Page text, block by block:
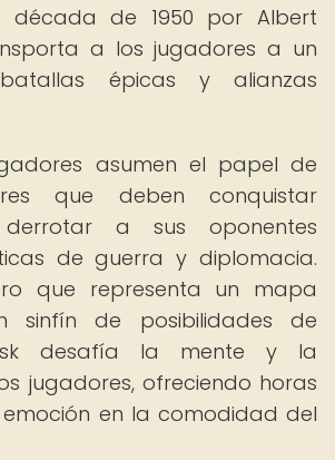
de 1950 por Albert
a los jugadores a un
épicas y alianzas
asumen el papel de
que deben conquistar
a sus oponentes
de guerra y diplomacia.
que representa un mapa
sinfín de posibilidades de
desafía la mente y la
jugadores, ofreciendo horas
en la comodidad del